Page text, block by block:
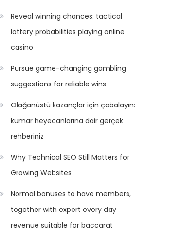
Reveal winning chances: tactical
lottery probabilities playing online
casino
Pursue game-changing gambling
suggestions for reliable wins
Olağanüstü kazançlar için çabalayın:
kumar heyecanlarına dair gerçek
rehberiniz
Why Technical SEO Still Matters for
Growing Websites
Normal bonuses to have members,
together with expert every day
revenue suitable for baccarat